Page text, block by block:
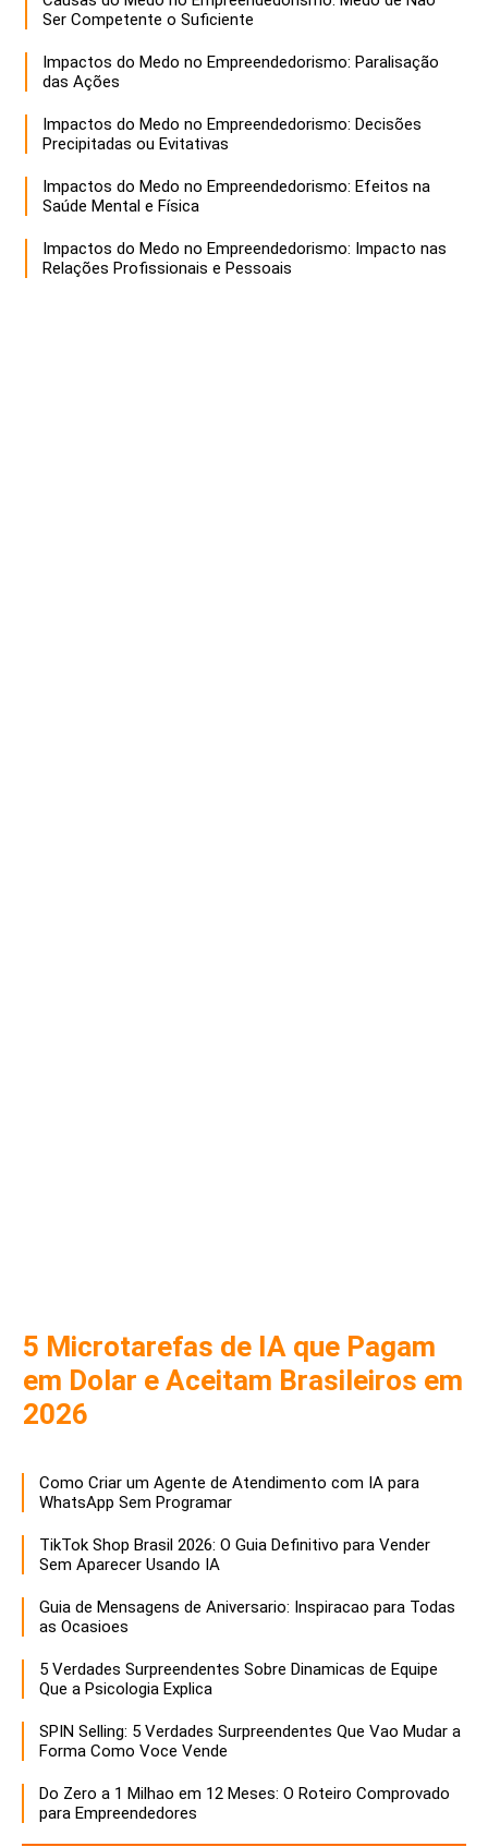
Ser Competente o Suficiente
Impactos do Medo no Empreendedorismo: Paralisação
das Ações
Impactos do Medo no Empreendedorismo: Decisões
Precipitadas ou Evitativas
Impactos do Medo no Empreendedorismo: Efeitos na
Saúde Mental e Física
Impactos do Medo no Empreendedorismo: Impacto nas
Relações Profissionais e Pessoais
5 Microtarefas de IA que Pagam
em Dolar e Aceitam Brasileiros em
2026
Como Criar um Agente de Atendimento com IA para
WhatsApp Sem Programar
TikTok Shop Brasil 2026: O Guia Definitivo para Vender
Sem Aparecer Usando IA
Guia de Mensagens de Aniversario: Inspiracao para Todas
as Ocasioes
5 Verdades Surpreendentes Sobre Dinamicas de Equipe
Que a Psicologia Explica
SPIN Selling: 5 Verdades Surpreendentes Que Vao Mudar a
Forma Como Voce Vende
Do Zero a 1 Milhao em 12 Meses: O Roteiro Comprovado
para Empreendedores